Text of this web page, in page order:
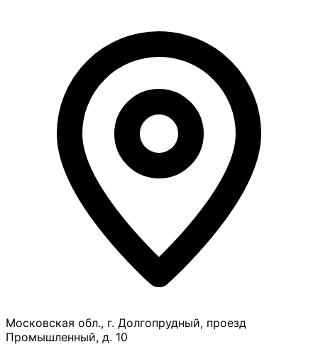
Московская обл., г. Долгопрудный, проезд
Промышленный, д. 10